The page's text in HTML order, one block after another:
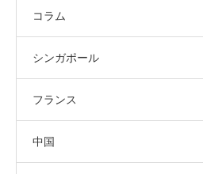
コラム
シンガポール
フランス
中国